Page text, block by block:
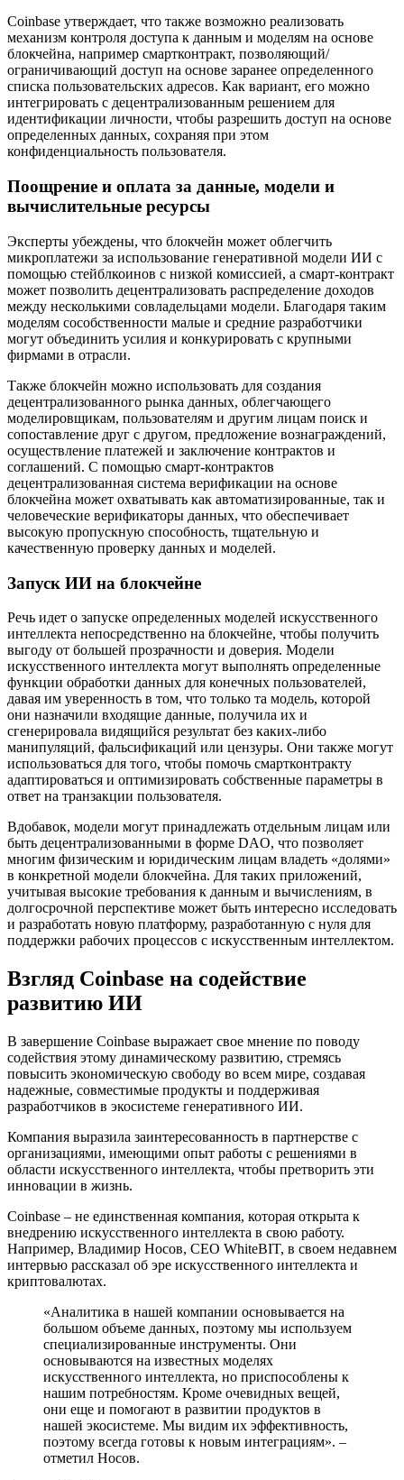
Coinbase утверждает, что также возможно реализовать
механизм контроля доступа к данным и моделям на основе
блокчейна, например смартконтракт, позволяющий/
ограничивающий доступ на основе заранее определенного
списка пользовательских адресов. Как вариант, его можно
интегрировать с децентрализованным решением для
идентификации личности, чтобы разрешить доступ на основе
определенных данных, сохраняя при этом
конфиденциальность пользователя.
Поощрение и оплата за данные, модели и
вычислительные ресурсы
Эксперты убеждены, что блокчейн может облегчить
микроплатежи за использование генеративной модели ИИ с
помощью стейблкоинов с низкой комиссией, а смарт-контракт
может позволить децентрализовать распределение доходов
между несколькими совладельцами модели. Благодаря таким
моделям сособственности малые и средние разработчики
могут объединить усилия и конкурировать с крупными
фирмами в отрасли.
Также блокчейн можно использовать для создания
децентрализованного рынка данных, облегчающего
моделировщикам, пользователям и другим лицам поиск и
сопоставление друг с другом, предложение вознаграждений,
осуществление платежей и заключение контрактов и
соглашений. С помощью смарт-контрактов
децентрализованная система верификации на основе
блокчейна может охватывать как автоматизированные, так и
человеческие верификаторы данных, что обеспечивает
высокую пропускную способность, тщательную и
качественную проверку данных и моделей.
Запуск ИИ на блокчейне
Речь идет о запуске определенных моделей искусственного
интеллекта непосредственно на блокчейне, чтобы получить
выгоду от большей прозрачности и доверия. Модели
искусственного интеллекта могут выполнять определенные
функции обработки данных для конечных пользователей,
давая им уверенность в том, что только та модель, которой
они назначили входящие данные, получила их и
сгенерировала видящийся результат без каких-либо
манипуляций, фальсификаций или цензуры. Они также могут
использоваться для того, чтобы помочь смартконтракту
адаптироваться и оптимизировать собственные параметры в
ответ на транзакции пользователя.
Вдобавок, модели могут принадлежать отдельным лицам или
быть децентрализованными в форме DAO, что позволяет
многим физическим и юридическим лицам владеть «долями»
в конкретной модели блокчейна. Для таких приложений,
учитывая высокие требования к данным и вычислениям, в
долгосрочной перспективе может быть интересно исследовать
и разработать новую платформу, разработанную с нуля для
поддержки рабочих процессов с искусственным интеллектом.
Взгляд Coinbase на содействие
развитию ИИ
В завершение Coinbase выражает свое мнение по поводу
содействия этому динамическому развитию, стремясь
повысить экономическую свободу во всем мире, создавая
надежные, совместимые продукты и поддерживая
разработчиков в экосистеме генеративного ИИ.
Компания выразила заинтересованность в партнерстве с
организациями, имеющими опыт работы с решениями в
области искусственного интеллекта, чтобы претворить эти
инновации в жизнь.
Coinbase – не единственная компания, которая открыта к
внедрению искусственного интеллекта в свою работу.
Например, Владимир Носов, CEO WhiteBIT, в своем недавнем
интервью рассказал об эре искусственного интеллекта и
криптовалютах.
«Аналитика в нашей компании основывается на
большом объеме данных, поэтому мы используем
специализированные инструменты. Они
основываются на известных моделях
искусственного интеллекта, но приспособлены к
нашим потребностям. Кроме очевидных вещей,
они еще и помогают в развитии продуктов в
нашей экосистеме. Мы видим их эффективность,
поэтому всегда готовы к новым интеграциям». –
отметил Носов.